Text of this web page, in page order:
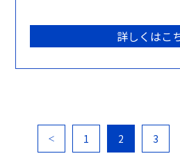
詳しくはこ
＜ 1 2 3